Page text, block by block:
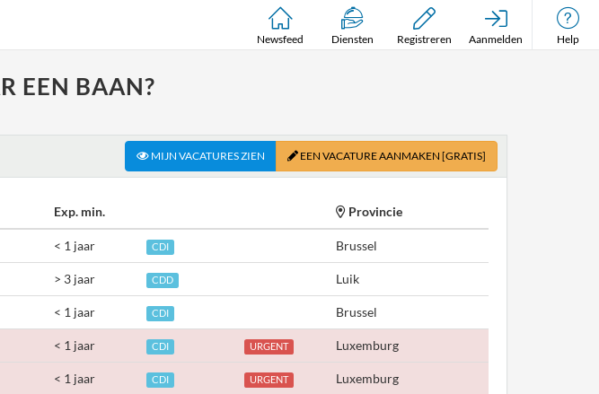
Newsfeed Diensten Registreren Aanmelden Help
EEN BAAN?
MIJN VACATURES ZIEN EEN VACATURE AANMAKEN [GRATIS]
Exp. min. Provincie
< 1 jaar CDI Brussel
> 3 jaar CDD Luik
< 1 jaar CDI Brussel
< 1 jaar CDI URGENT Luxemburg
< 1 jaar CDI URGENT Luxemburg